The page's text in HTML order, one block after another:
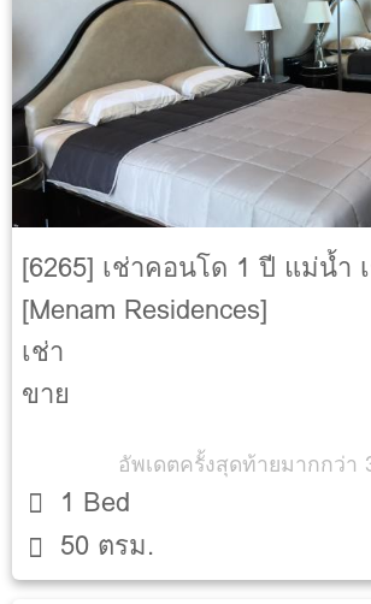
[6265] เช่าคอนโด 1 ปี แม่น้ำ
[Menam Residences]
เช่า
ขาย
อัพเดตครั้งสุดท้ายมากกว่า
1 Bed
50 ตรม.